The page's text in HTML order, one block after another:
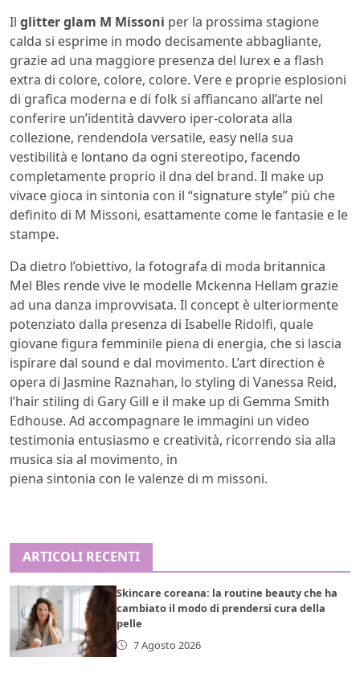
Il glitter glam M Missoni per la prossima stagione
calda si esprime in modo decisamente abbagliante,
grazie ad una maggiore presenza del lurex e a flash
extra di colore, colore, colore. Vere e proprie esplosioni
di grafica moderna e di folk si affiancano all’arte nel
conferire un’identità davvero iper-colorata alla
collezione, rendendola versatile, easy nella sua
vestibilità e lontano da ogni stereotipo, facendo
completamente proprio il dna del brand. Il make up
vivace gioca in sintonia con il “signature style” più che
definito di M Missoni, esattamente come le fantasie e le
stampe.
Da dietro l’obiettivo, la fotografa di moda britannica
Mel Bles rende vive le modelle Mckenna Hellam grazie
ad una danza improvvisata. Il concept è ulteriormente
potenziato dalla presenza di Isabelle Ridolfi, quale
giovane figura femminile piena di energia, che si lascia
ispirare dal sound e dal movimento. L’art direction è
opera di Jasmine Raznahan, lo styling di Vanessa Reid,
l’hair stiling di Gary Gill e il make up di Gemma Smith
Edhouse. Ad accompagnare le immagini un video
testimonia entusiasmo e creatività, ricorrendo sia alla
musica sia al movimento, in
piena sintonia con le valenze di m missoni.
ARTICOLI RECENTI
Skincare coreana: la routine beauty che ha
cambiato il modo di prendersi cura della
pelle
7 Agosto 2026